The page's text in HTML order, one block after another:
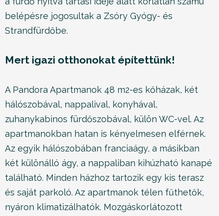
belépésre jogosultak a Zsóry Gyógy- és
Strandfürdőbe.
Mert igazi otthonokat építettünk!
A Pandora Apartmanok 48 m2-es kőházak, két
hálószobával, nappalival, konyhával,
zuhanykabinos fürdőszobával, külön WC-vel. Az
apartmanokban hatan is kényelmesen elférnek.
Az egyik hálószobában franciaágy, a másikban
két különálló ágy, a nappaliban kihúzható kanapé
található. Minden házhoz tartozik egy kis terasz
és saját parkoló. Az apartmanok télen fűthetők,
nyáron klimatizálhatók. Mozgáskorlátozott